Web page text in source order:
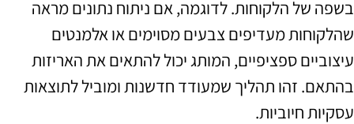
בשפה של הלקוחות. לדוגמה, אם ניתוח נתונים מראה
שהלקוחות מעדיפים צבעים מסוימים או אלמנטים
עיצוביים ספציפיים, המותג יכול להתאים את האריזות
בהתאם. זהו תהליך שמעודד חדשנות ומוביל לתוצאות
עסקיות חיוביות.